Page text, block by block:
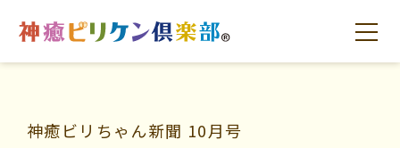
はじめての方へ 交流の場
神癒ビリちゃん新聞 10月号